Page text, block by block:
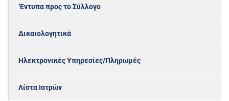
‘Εντυπα προς το Σύλλογο
Δικαιολογητικά
Ηλεκτρονικές Υπηρεσίες/Πληρωμές
Λίστα Ιατρών